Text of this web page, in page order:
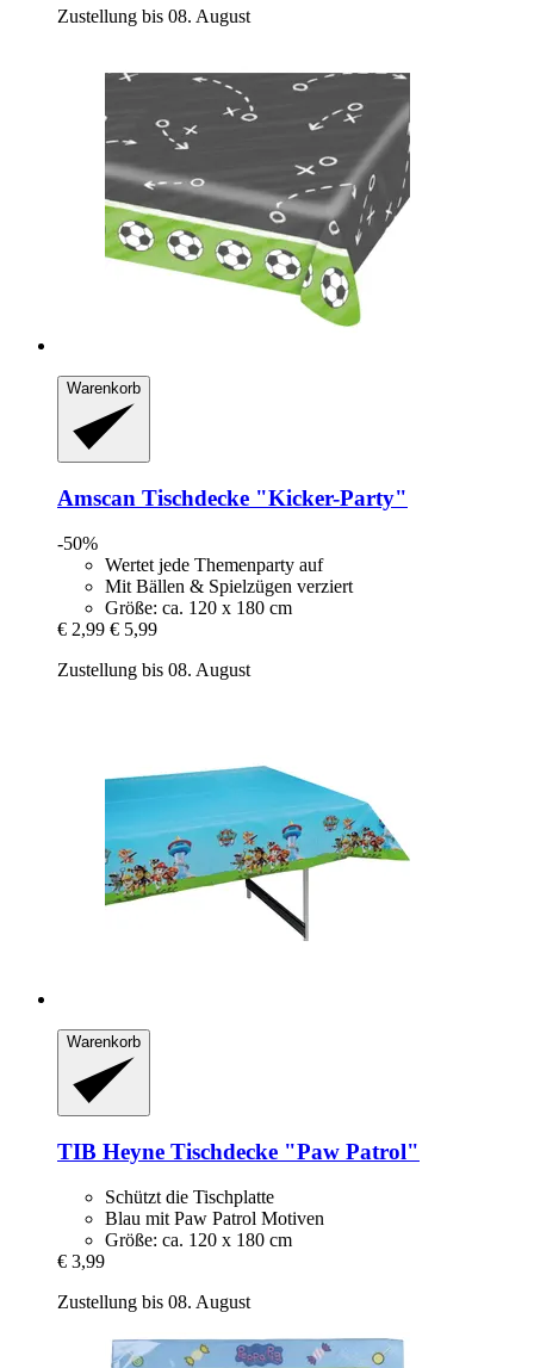
Zustellung bis 08. August
Warenkorb
Amscan Tischdecke "Kicker-​Party"
-50%
Wertet jede Themenparty auf
Mit Bällen & Spielzügen verziert
Größe: ca. 120 x 180 cm
€ 2,99 € 5,99
Zustellung bis 08. August
Warenkorb
TIB Heyne Tischdecke "Paw Patrol"
Schützt die Tischplatte
Blau mit Paw Patrol Motiven
Größe: ca. 120 x 180 cm
€ 3,99
Zustellung bis 08. August